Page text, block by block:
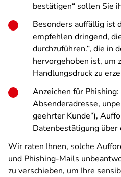
bestätigen“ sollen Sie
Besonders auffällig ist
empfehlen dringend,
durchzuführen.“, die in
hervorgehoben ist, um
Handlungsdruck zu
Anzeichen für
Absenderadresse,
geehrter Kunde“),
Datenbestätigung über
Wir raten Ihnen, solche
und Phishing-Mails
zu verschieben, um Ihre